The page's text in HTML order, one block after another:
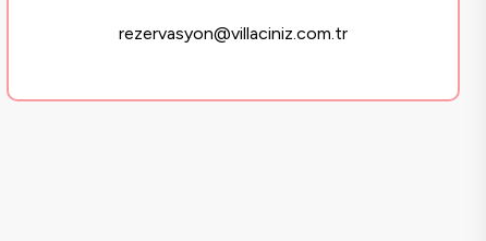
rezervasyon@villaciniz.com.tr